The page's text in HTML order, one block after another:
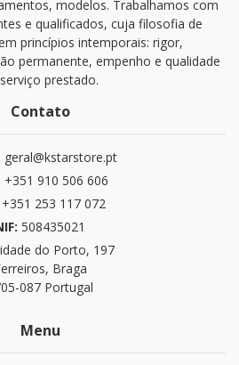
modelos. Trabalhamos com
e qualificados, cuja filosofia de
princípios intemporais: rigor,
permanente, empenho e qualidade
prestado.
Contato
geral@kstarstore.pt
+351 910 506 606
+351 253 117 072
508435021
do Porto, 197
Braga
087 Portugal
Menu